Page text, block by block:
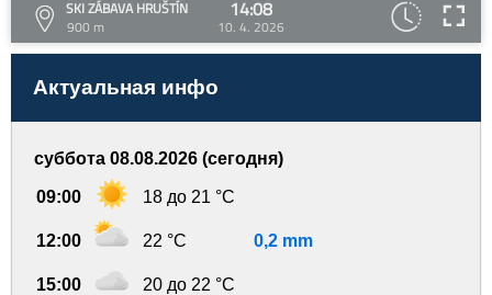
SKI ZÁBAVA HRUŠTÍN
900 m
14:08
10. 4. 2026
Актуальная инфо
суббота 08.08.2026 (сегодня)
09:00 18 до 21 °C
12:00 22 °C 0,2 mm
15:00 20 до 22 °C